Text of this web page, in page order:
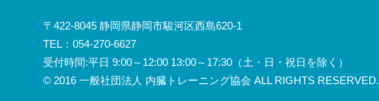
〒422-8045 静岡県静岡市駿河区西島620-1
TEL：054-270-6627
受付時間:平日 9:00～12:00 13:00～17:30（土・日・祝日を除く）
© 2016 一般社団法人 内臓トレーニング協会 ALL RIGHTS RESERVED.